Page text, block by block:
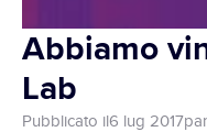
Abbiamo
Lab
Pubblicato il6 lug 2017